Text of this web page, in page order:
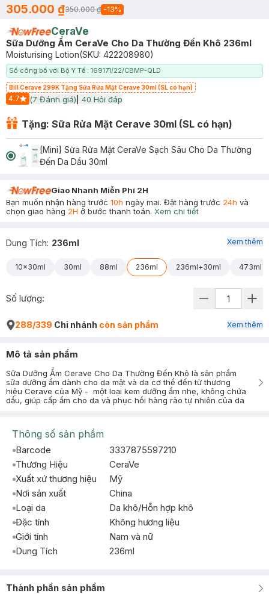
305.000 ₫350.000 ₫ -13%
CeraVe
Sữa Dưỡng Ẩm CeraVe Cho Da Thường Đến Khô 236ml
Moisturising Lotion(SKU: 422208980)
Số công bố với Bộ Y Tế : 169171/22/CBMP-QLD
Bill Cerave 299K Tặng Sữa Rửa Mặt Cerave 30ml (SL có hạn)
4.7
Start Icon
(7 Đánh giá) 40 Hỏi đáp
Tặng: Sữa Rửa Mặt Cerave 30ml (SL có hạn)
[Mini] Sữa Rửa Mặt CeraVe Sạch Sâu Cho Da Thường
Đến Da Dầu 30ml
Giao Nhanh Miễn Phí 2H
Bạn muốn nhận hàng trước 10h ngày mai. Đặt hàng trước 24h và
chọn giao hàng 2H ở bước thanh toán. Xem chi tiết
Dung Tích: 236ml
10x30ml 30ml 88ml 236ml 236ml+30ml 473ml
Xem thêm
Số lượng:
288/339 Chi nhánh còn sản phẩm Xem thêm
Mô tả sản phẩm
Sữa Dưỡng Ẩm Cerave Cho Da Thường Đến Khô là sản phẩm
sữa dưỡng ẩm dành cho da mặt và da cơ thể đến từ thương
hiệu Cerave của Mỹ - một loại kem dưỡng ẩm nhẹ, không chứa
dầu, giúp cấp ẩm cho da và phục hồi hàng rào tự nhiên của da
Thông số sản phẩm
Barcode
3337875597210
Thương Hiệu
CeraVe
Xuất xứ thương hiệu
Mỹ
Nơi sản xuất
China
Loại da
Da khô/Hỗn hợp khô
Đặc tính
Không hương liệu
Giới tính
Nam và nữ
Dung Tích
236ml
Thành phần sản phẩm